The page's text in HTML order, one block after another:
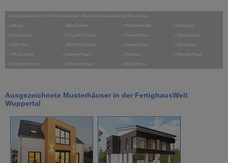
19 Ausgezeichnete TOP Musterhäuser - Musterhausausstellung Wuppertal
⌂ allkauf ⌂ Bien Zenker ⌂ Büdenbender ⌂ Danhaus
⌂ FingerHaus ⌂ FingerHut Haus ⌂ Gussek Haus ⌂ Hanse Haus
⌂ HUF Haus ⌂ ISOWOOD Haus ⌂ Kampa Haus ⌂ Nordhaus
⌂ OKAL Haus ⌂ Partner Haus ⌂ Prohaus ⌂ Rensch Haus
⌂ Schwabenhaus ⌂ SchwörerHaus ⌂ WeberHaus
Ausgezeichnete Musterhäuser in der FertighausWelt
Wuppertal